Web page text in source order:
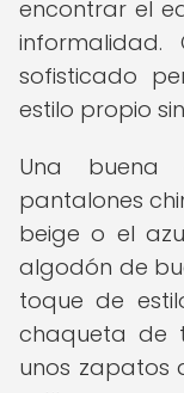
encontrar el
sofisticado
estilo propio
Una buena
pantalones
beige o el
algodón de
toque de
chaqueta de
unos zapatos